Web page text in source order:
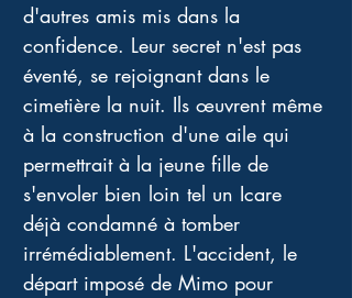
d'autres amis mis dans la
confidence. Leur secret n'est pas
éventé, se rejoignant dans le
cimetière la nuit. Ils œuvrent même
à la construction d'une aile qui
permettrait à la jeune fille de
s'envoler bien loin tel un Icare
déjà condamné à tomber
irrémédiablement. L'accident, le
départ imposé de Mimo pour